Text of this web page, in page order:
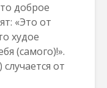
доброе
«Это от
худое
(самого)!».
от